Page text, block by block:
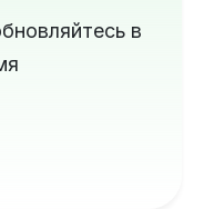
в